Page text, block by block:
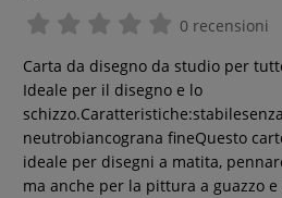
0 recensioni
Carta da disegno da studio per
Ideale per il disegno e lo
neutrobiancograna fineQuesto
ideale per disegni a matita,
ma anche per la pittura a guazzo